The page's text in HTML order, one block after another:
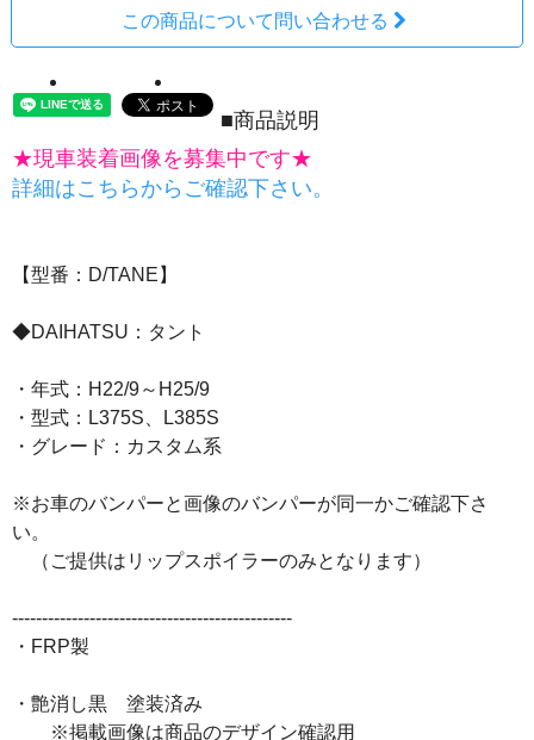
この商品について問い合わせる
■商品説明
★現車装着画像を募集中です★
詳細はこちらからご確認下さい。
【型番：D/TANE】
◆DAIHATSU：タント
・年式：H22/9～H25/9
・型式：L375S、L385S
・グレード：カスタム系
※お車のバンパーと画像のバンパーが同一かご確認下さ
い。
（ご提供はリップスポイラーのみとなります）
-----------------------------------------------
・FRP製
・艶消し黒 塗装済み
※掲載画像は商品のデザイン確認用